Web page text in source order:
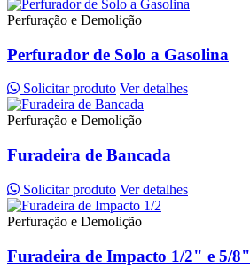
Perfuração e Demolição
Perfurador de Solo a Gasolina
Solicitar produto Ver detalhes
Perfuração e Demolição
Furadeira de Bancada
Solicitar produto Ver detalhes
Perfuração e Demolição
Furadeira de Impacto 1/2" e 5/8"